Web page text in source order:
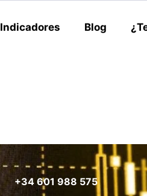
Indicadores Blog
+34 601 988 575